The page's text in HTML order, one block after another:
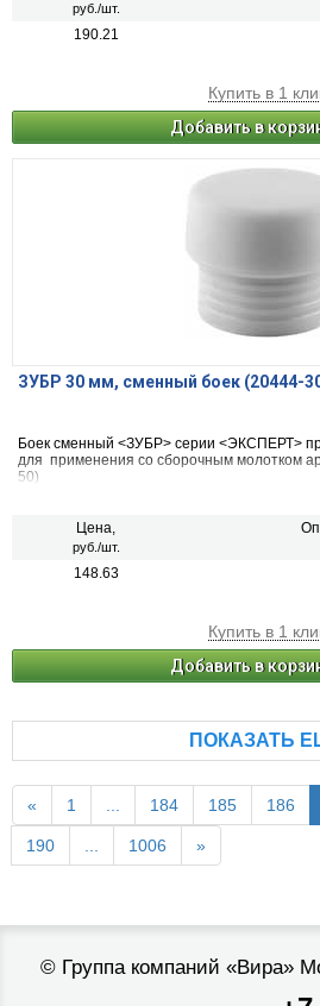
руб./шт.
190.21
Купить в 1
Добавить в
ЗУБР 30 мм, сменный боек (20444-
Боек сменный <ЗУБР> серии <ЭКСПЕРТ>
для применения со сборочным молотком
50)
Цена,
руб./шт.
148.63
Купить в 1
Добавить в
ПОКАЗАТЬ
« 1 ... 184 185 186
190 ... 1006 »
© Группа компаний «Вира»